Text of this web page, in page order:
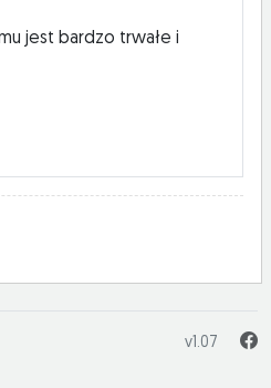
jest bardzo trwałe i
v1.07